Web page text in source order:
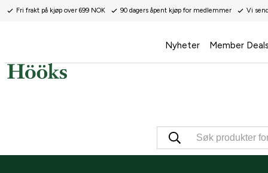
Fri frakt på kjøp over 699 NOK 90 dagers åpent kjøp for medlemmer Vi
Nyheter Member